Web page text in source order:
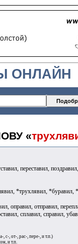
ОНЛАЙН
«
переставил,
*трухлявил,
оправил, отправил,
сплавил, справил,
, с-, от-, рас-, пере-, и т.п.)
и т.п.